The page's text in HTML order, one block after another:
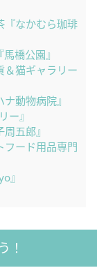
『なかむら珈琲
橋公園』
＆猫ギャラリー
動物病院』
ー』
五郎』
フード用品専門
』
！